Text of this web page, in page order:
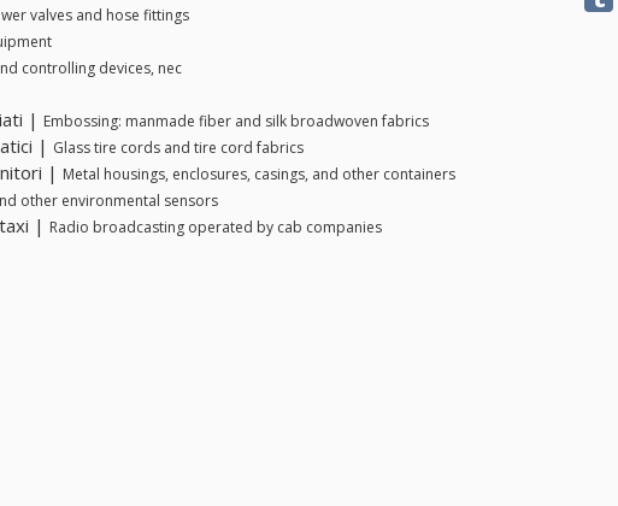
valves and hose fittings
controlling devices, nec
| Embossing: manmade fiber and silk broadwoven fabrics
| Glass tire cords and tire cord fabrics
| Metal housings, enclosures, casings, and other containers
other environmental sensors
| Radio broadcasting operated by cab companies